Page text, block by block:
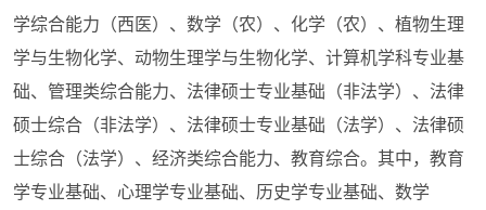
学综合能力（西医）、数学（农）、化学（农）、植物生理
学与生物化学、动物生理学与生物化学、计算机学科专业基
础、管理类综合能力、法律硕士专业基础（非法学）、法律
硕士综合（非法学）、法律硕士专业基础（法学）、法律硕
士综合（法学）、经济类综合能力、教育综合。其中，教育
学专业基础、心理学专业基础、历史学专业基础、数学